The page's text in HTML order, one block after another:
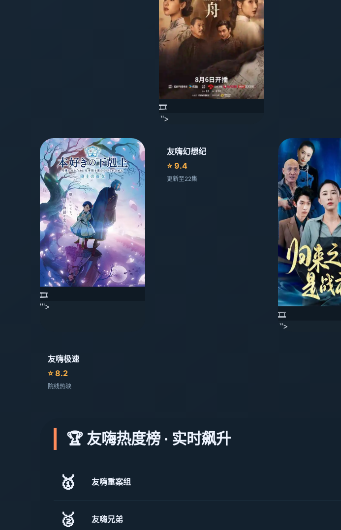
🎞️
'">
🎞️
'">
友嗨幻想纪
⭐ 9.4
更新至22集
🎞️
'">
友嗨极速
⭐ 8.2
院线热映
🏆 友嗨热度榜 · 实时飙升
🥇 友嗨重案组
🥈 友嗨兄弟